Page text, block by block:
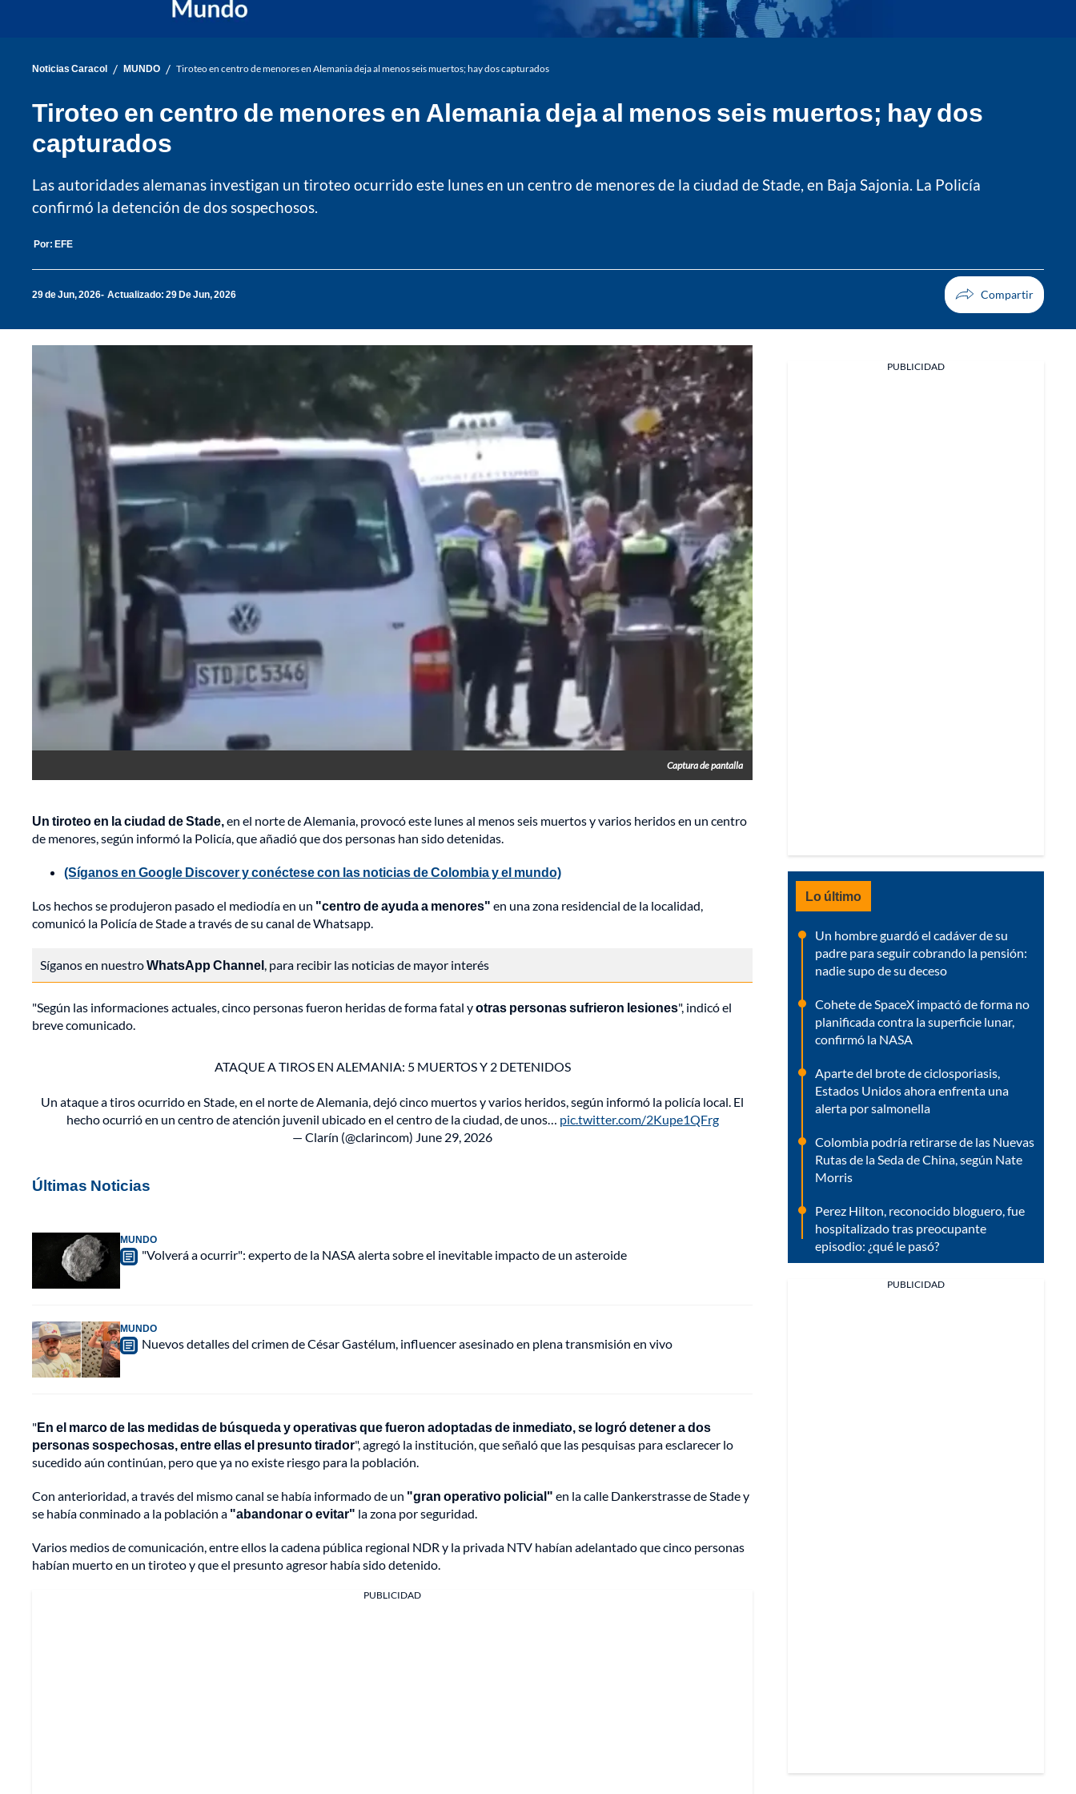
Noticias Caracol / MUNDO / Tiroteo en centro de menores en Alemania deja al menos seis muertos; hay dos capturados
Tiroteo en centro de menores en Alemania deja al menos seis muertos; hay dos
capturados
Las autoridades alemanas investigan un tiroteo ocurrido este lunes en un centro de menores de la ciudad de Stade, en Baja Sajonia. La Policía
confirmó la detención de dos sospechosos.
Por: EFE
29 de Jun, 2026 Actualizado: 29 De Jun, 2026
Captura de pantalla
Un tiroteo en la ciudad de Stade,en el norte de Alemania, provocó este lunes al menos seis muertos y varios heridos en un centro
de menores, según informó la Policía, que añadió que dos personas han sido detenidas.
(Síganos en Google Discover y conéctese con las noticias de Colombia y el mundo)
Los hechos se produjeron pasado el mediodía en un "centro de ayuda a menores" en una zona residencial de la localidad,
comunicó la Policía de Stade a través de su canal de Whatsapp.
Síganos en nuestroWhatsApp Channel, para recibir las noticias de mayor interés
"Según las informaciones actuales, cinco personas fueron heridas de forma fatal yotras personas sufrieron lesiones", indicó el
breve comunicado.
ATAQUE A TIROS EN ALEMANIA: 5 MUERTOS Y 2 DETENIDOS
Un ataque a tiros ocurrido en Stade, en el norte de Alemania, dejó cinco muertos y varios heridos, según informó la policía local. El
hecho ocurrió en un centro de atención juvenil ubicado en el centro de la ciudad, de unos… pic.twitter.com/2Kupe1QFrg
— Clarín (@clarincom) June 29, 2026
Últimas Noticias
MUNDO
"Volverá a ocurrir": experto de la NASA alerta sobre el inevitable impacto de un asteroide
MUNDO
Nuevos detalles del crimen de César Gastélum, influencer asesinado en plena transmisión en vivo
"En el marco de las medidas de búsqueda y operativas que fueron adoptadas de inmediato, se logró detener a dos
personas sospechosas, entre ellas el presunto tirador", agregó la institución, que señaló que las pesquisas para esclarecer lo
sucedido aún continúan, pero que ya no existe riesgo para la población.
Con anterioridad, a través del mismo canal se había informado de un "gran operativo policial" en la calle Dankerstrasse de Stade y
se había conminado a la población a "abandonar o evitar" la zona por seguridad.
Varios medios de comunicación, entre ellos la cadena pública regional NDR y la privada NTV habían adelantado que cinco personas
habían muerto en un tiroteo y que el presunto agresor había sido detenido.
PUBLICIDAD
PUBLICIDAD
Lo último
Un hombre guardó el cadáver de su
padre para seguir cobrando la pensión:
nadie supo de su deceso
Cohete de SpaceX impactó de forma no
planificada contra la superficie lunar,
confirmó la NASA
Aparte del brote de ciclosporiasis,
Estados Unidos ahora enfrenta una
alerta por salmonella
Colombia podría retirarse de las Nuevas
Rutas de la Seda de China, según Nate
Morris
Perez Hilton, reconocido bloguero, fue
hospitalizado tras preocupante
episodio: ¿qué le pasó?
PUBLICIDAD